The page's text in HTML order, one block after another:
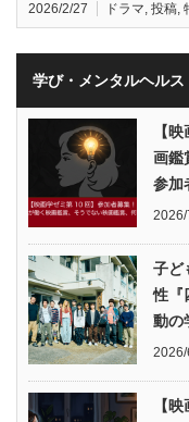
2026/2/27 ドラマ, 投稿,
学び・メンタルヘルス
【
画鑑
参加
2026/
子ど
性『
動の
2026/
【